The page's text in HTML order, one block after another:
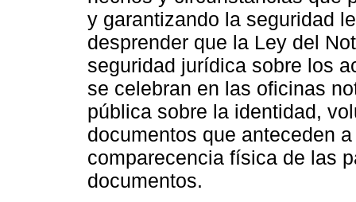
y garantizando la seguridad
desprender que la Ley del
seguridad jurídica sobre los
se celebran en las oficinas
pública sobre la identidad,
documentos que anteceden
comparecencia física de las
documentos.